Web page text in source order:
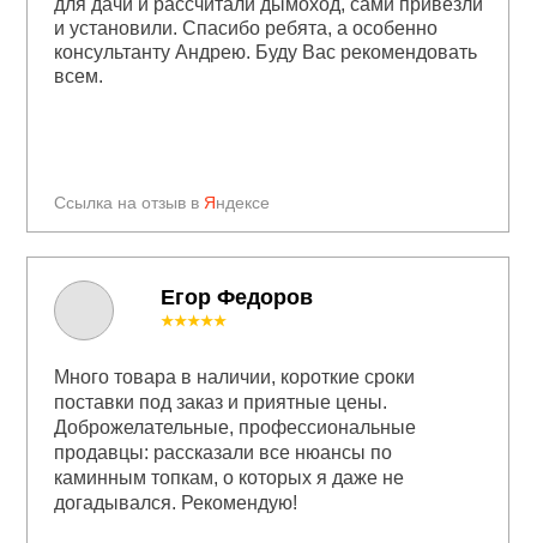
Ссылка на отзыв в Яндексе
для дачи и рассчитали дымоход, сами привезли
и установили. Спасибо ребята, а особенно
консультанту Андрею. Буду Вас рекомендовать
всем.
Егор Федоров
★★★★★
Много товара в наличии, короткие сроки
поставки под заказ и приятные цены.
Доброжелательные, профессиональные
продавцы: рассказали все нюансы по
каминным топкам, о которых я даже не
догадывался. Рекомендую!